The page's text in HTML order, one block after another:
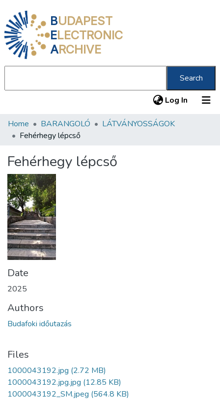
BUDAPEST
ELECTRONIC
ARCHIVE
Search
Log In (current)
Communities & Collections
Statistics
About us
Home BARANGOLÓ
LÁTVÁNYOSSÁGOK
Fehérhegy lépcső
Fehérhegy lépcső
Date
2025
Authors
Budafoki időutazás
Files
1000043192.jpg (2.72 MB)
1000043192.jpg.jpg (12.85 KB)
1000043192_SM.jpeg (564.8 KB)